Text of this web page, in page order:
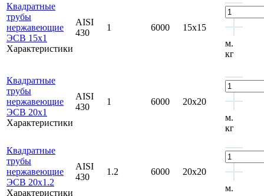
Квадратные
трубы
нержавеющие
ЭСВ 15x1
Характеристики
AISI
430
1 6000
15x15
м.
кг
Квадратные
трубы
нержавеющие
ЭСВ 20x1
Характеристики
AISI
430
1 6000
20x20
м.
кг
Квадратные
трубы
нержавеющие
ЭСВ 20x1.2
Характеристики
AISI
430
1.2 6000
20x20
м.